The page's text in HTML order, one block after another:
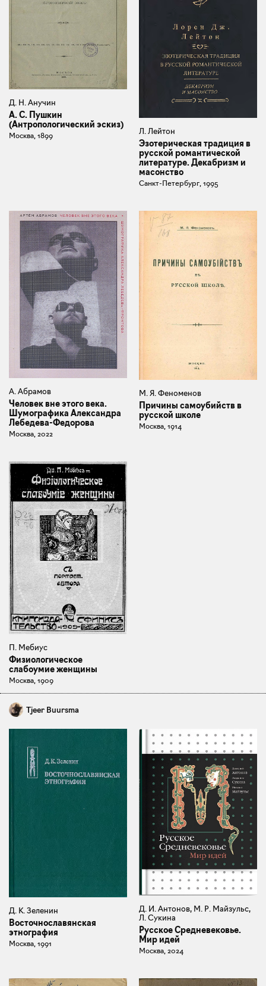
Д. Н. Анучин
А. С. Пушкин
(Антропологический эскиз)
Москва, 1899 Л. Лейтон
Эзотерическая традиция в
русской романтической
литературе. Декабризм и
масонство
Санкт-Петербург, 1995
А. Абрамов
Человек вне этого века.
Шумографика Александра
Лебедева-Федорова
Москва, 2022
М. Я. Феноменов
Причины самоубийств в
русской школе
Москва, 1914
П. Мебиус
Физиологическое
слабоумие женщины
Москва, 1909
Tjeer Buursma
Д. К. Зеленин
Восточнославянская
этнография
Москва, 1991
Д. И. Антонов, М. Р. Майзульс,
Л. Сукина
Русское Средневековье.
Мир идей
Москва, 2024